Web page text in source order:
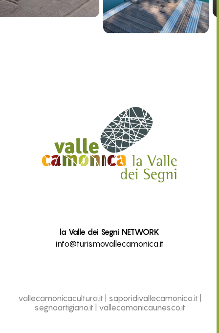
la Valle dei Segni NETWORK
info@turismovallecamonica.it
vallecamonicacultura.it saporidivallecamonica.it
segnoartigiano.it
vallecamonicaunesco.it